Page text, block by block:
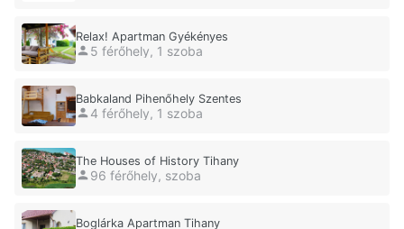
Relax! Apartman Gyékényes
5 férőhely, 1 szoba
Babkaland Pihenőhely Szentes
4 férőhely, 1 szoba
The Houses of History Tihany
96 férőhely, szoba
Boglárka Apartman Tihany